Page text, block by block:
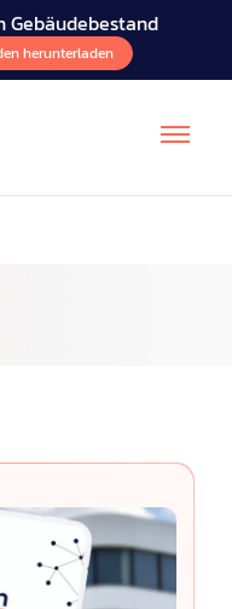
Gebäudebestand
herunterladen